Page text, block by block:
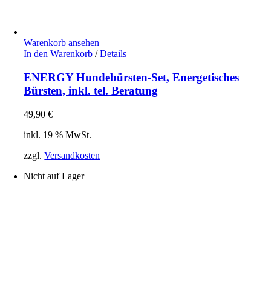
Warenkorb ansehen
In den Warenkorb / Details
ENERGY Hundebürsten-Set, Energetisches
Bürsten, inkl. tel. Beratung
49,90€
inkl. 19 % MwSt.
zzgl.Versandkosten
Nicht auf Lager